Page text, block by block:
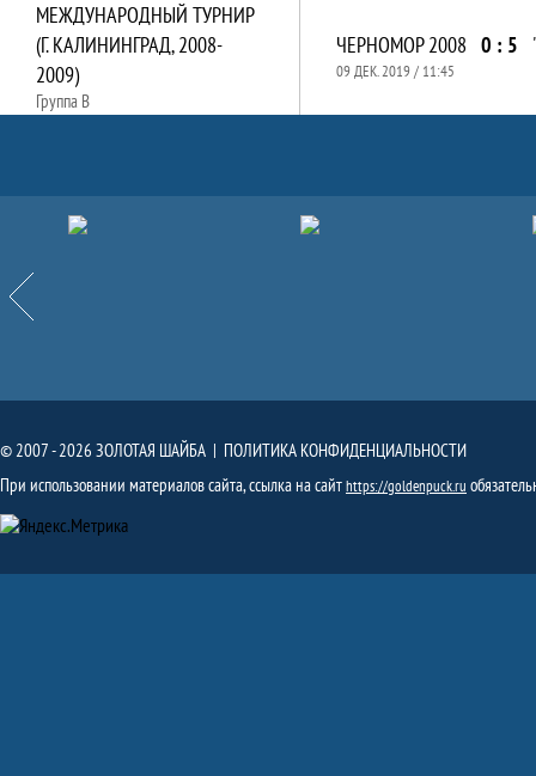
МЕЖДУНАРОДНЫЙ ТУРНИР
(Г. КАЛИНИНГРАД, 2008-
2009)
Группа B
ЧЕРНОМОР 2008 0 : 5
09 ДЕК. 2019 / 11:45
Назад
Партнёры
© 2007 - 2026 ЗОЛОТАЯ ШАЙБА | ПОЛИТИКА КОНФИДЕНЦИАЛЬНОСТИ
При использовании материалов сайта, ссылка на сайтhttps://goldenpuck.ru